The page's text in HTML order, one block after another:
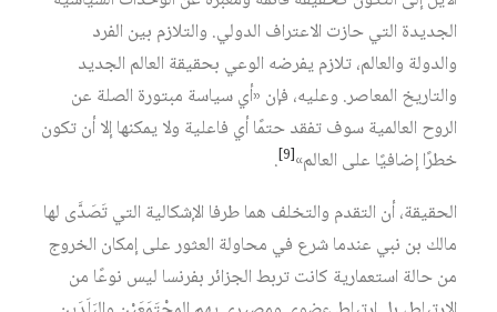
الجديدة التي حازت الاعتراف الدولي. والتلازم بين الفرد
والدولة والعالم، تلازم يفرضه الوعي بحقيقة العالم الجديد
والتاريخ المعاصر. وعليه، فإن «أي سياسة مبتورة الصلة عن
الروح العالمية سوف تفقد حتمًا أي فاعلية ولا يمكنها إلا أن تكون
خطرًا إضافيًا على العالم»[9]
.
الحقيقة، أن التقدم والتخلف هما طرفا الإشكالية التي تَصَدَّى لها
مالك بن نبي عندما شرع في محاولة العثور على إمكان الخروج
من حالة استعمارية كانت تربط الجزائر بفرنسا ليس نوعًا من